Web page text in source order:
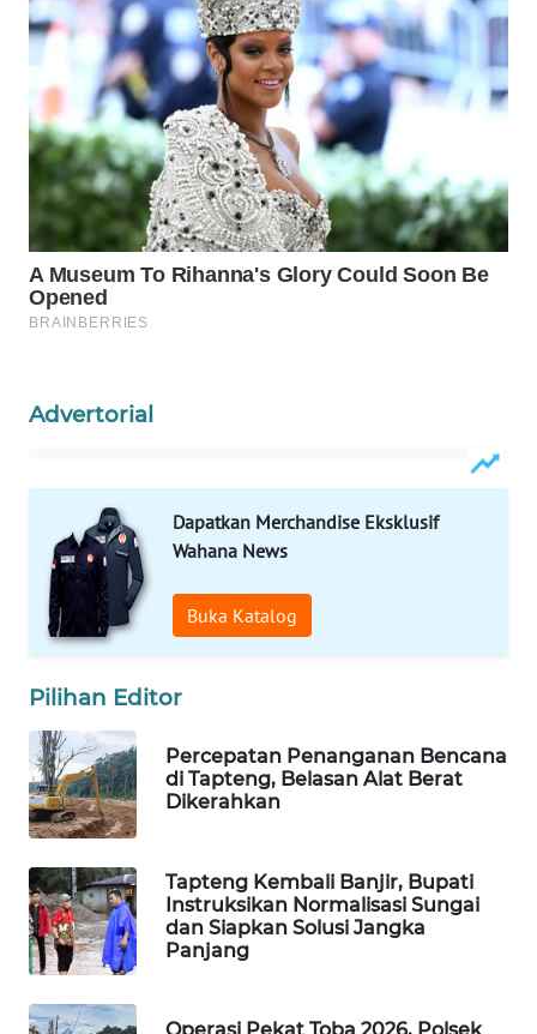
Advertorial
Dapatkan Merchandise Eksklusif
Wahana News
Buka Katalog
Pilihan Editor
Percepatan Penanganan Bencana
di Tapteng, Belasan Alat Berat
Dikerahkan
Tapteng Kembali Banjir, Bupati
Instruksikan Normalisasi Sungai
dan Siapkan Solusi Jangka
Panjang
WAHANA
DESA
WISATA
LAPAK
WAHANA
Wahana
Network
KONSUMEN
LISTRIK
KELISTRIKAN
MAWAKA
ID
MARTABAT
PLN
WATCH
MKLI
LPKKI
LKKI
KOPEKLIN